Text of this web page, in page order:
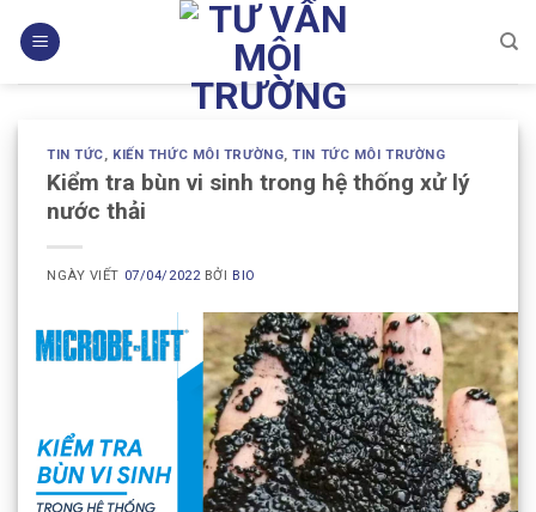
TIN TỨC, KIẾN THỨC MÔI TRƯỜNG,TIN TỨC MÔI TRƯỜNG
Kiểm tra bùn vi sinh trong hệ thống xử lý
nước thải
NGÀY VIẾT 07/04/2022 BỞI BIO